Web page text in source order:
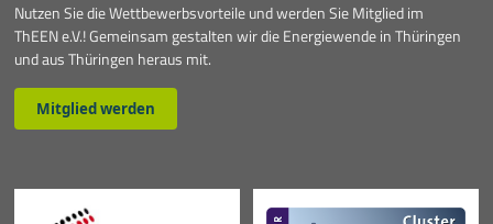
Services
Mitglieder
Aktivitäten
Veranstaltungen
Nutzen Sie die Wettbewerbsvorteile und werden Sie Mitglied im
ThEEN e.V.! Gemeinsam gestalten wir die Energiewende in Thüringen
und aus Thüringen heraus mit.
Mitglied werden